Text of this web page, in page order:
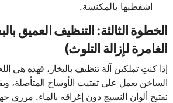
اشفطيها بالمكنسة.
الخطوة الثالثة: التنظيف العميق
الغامرة لإزالة التلوث)
إذا كنتِ تملكين آلة تنظيف بالبخار، فهذه هي
الساخن يعمل على تفتيت الأوساخ المتأصلة،
تفتيح ألوان النسيج دون إغراقه بالماء. مرري